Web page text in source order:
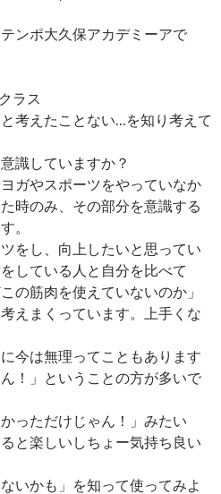
ンポ大久保アカデミーアで
ラス
考えたことない…を知り考えて
識していますか？
ガやスポーツをやっていなか
時のみ、その部分を意識する
。
をし、向上したいと思ってい
している人と自分を比べて
の筋肉を使えていないのか」
えまくっています。上手くな
今は無理ってこともあります
！」ということの方が多いで
っただけじゃん！」みたい
と楽しいしちょー気持ち良い
いかも」を知って使ってみよ